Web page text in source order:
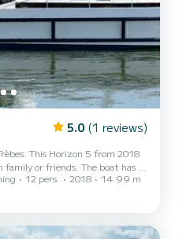
5.0 (1 reviews)
This Horizon 5 from 2018
The boat has 5
of 12 people. With an overall
ally to spend an
12 pers. 2018 14.99 m